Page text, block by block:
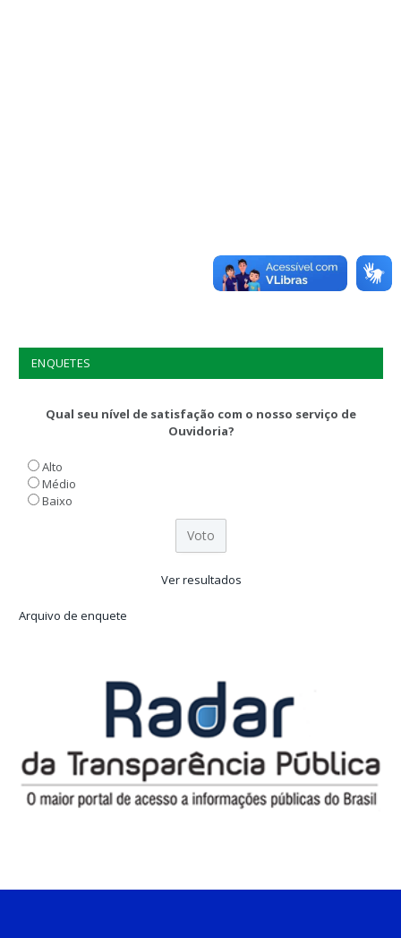
ENQUETES
Qual seu nível de satisfação com o nosso serviço de
Ouvidoria?
Alto
Médio
Baixo
Ver resultados
Arquivo de enquete